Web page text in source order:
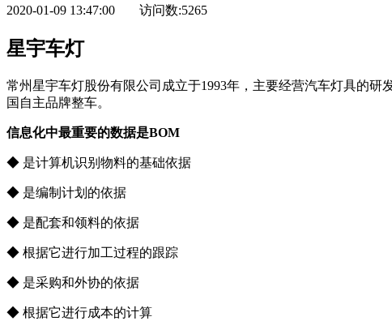
2020-01-09 13:47:00
访问数:5265
星宇车灯
常州星宇车灯股份有限公司成立于1993年，主要经营汽车灯具的
国自主品牌整车。
信息化中最重要的数据是BOM
◆ 是计算机识别物料的基础依据
◆ 是编制计划的依据
◆ 是配套和领料的依据
◆ 根据它进行加工过程的跟踪
◆ 是采购和外协的依据
◆ 根据它进行成本的计算